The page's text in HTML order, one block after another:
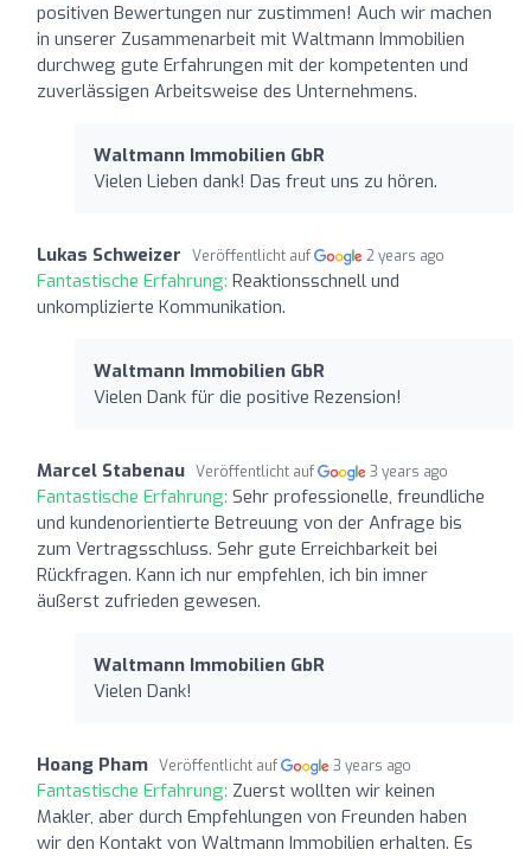
positiven Bewertungen nur zustimmen! Auch wir machen
in unserer Zusammenarbeit mit Waltmann Immobilien
durchweg gute Erfahrungen mit der kompetenten und
zuverlässigen Arbeitsweise des Unternehmens.
Waltmann Immobilien GbR
Vielen Lieben dank! Das freut uns zu hören.
Lukas Schweizer Veröffentlicht auf 2 years ago
Fantastische Erfahrung: Reaktionsschnell und
unkomplizierte Kommunikation.
Waltmann Immobilien GbR
Vielen Dank für die positive Rezension!
Marcel Stabenau Veröffentlicht auf 3 years ago
Fantastische Erfahrung: Sehr professionelle, freundliche
und kundenorientierte Betreuung von der Anfrage bis
zum Vertragsschluss. Sehr gute Erreichbarkeit bei
Rückfragen. Kann ich nur empfehlen, ich bin imner
äußerst zufrieden gewesen.
Waltmann Immobilien GbR
Vielen Dank!
Hoang Pham Veröffentlicht auf 3 years ago
Fantastische Erfahrung: Zuerst wollten wir keinen
Makler, aber durch Empfehlungen von Freunden haben
wir den Kontakt von Waltmann Immobilien erhalten. Es